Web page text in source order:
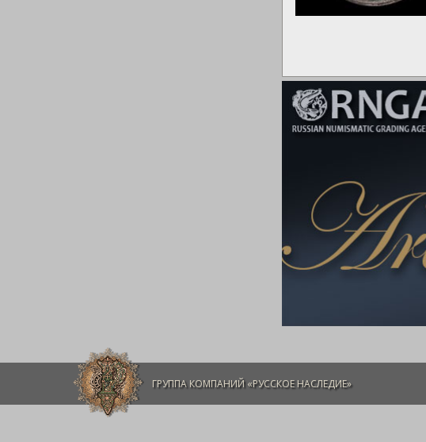
ГРУППА КОМПАНИЙ «РУССКОЕ НАСЛЕДИЕ»